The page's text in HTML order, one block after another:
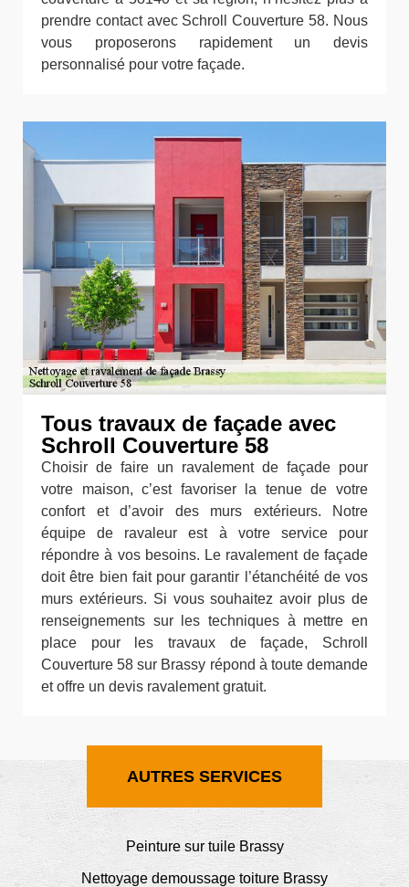
prendre contact avec Schroll Couverture 58. Nous
vous proposerons rapidement un devis
personnalisé pour votre façade.
Tous travaux de façade avec
Schroll Couverture 58
Choisir de faire un ravalement de façade pour
votre maison, c’est favoriser la tenue de votre
confort et d’avoir des murs extérieurs. Notre
équipe de ravaleur est à votre service pour
répondre à vos besoins. Le ravalement de façade
doit être bien fait pour garantir l’étanchéité de vos
murs extérieurs. Si vous souhaitez avoir plus de
renseignements sur les techniques à mettre en
place pour les travaux de façade, Schroll
Couverture 58 sur Brassy répond à toute demande
et offre un devis ravalement gratuit.
AUTRES SERVICES
Peinture sur tuile Brassy
Nettoyage demoussage toiture Brassy